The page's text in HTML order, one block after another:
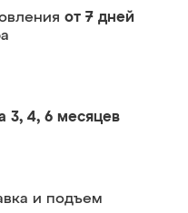
от 7 дней
3, 4, 6 месяцев
и подъем